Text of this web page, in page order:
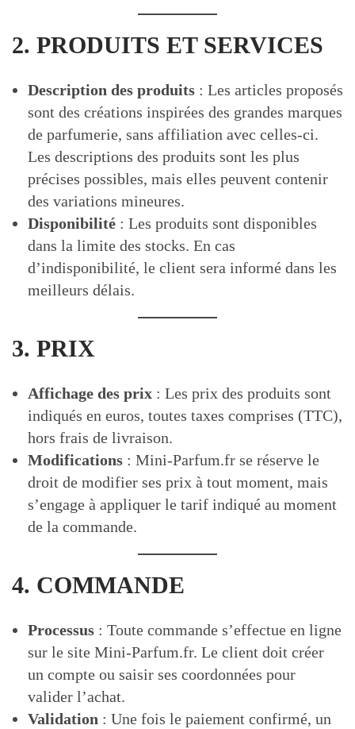
2. PRODUITS ET SERVICES
Description des produits : Les articles proposés
sont des créations inspirées des grandes marques
de parfumerie, sans affiliation avec celles-ci.
Les descriptions des produits sont les plus
précises possibles, mais elles peuvent contenir
des variations mineures.
Disponibilité : Les produits sont disponibles
dans la limite des stocks. En cas
d’indisponibilité, le client sera informé dans les
meilleurs délais.
3. PRIX
Affichage des prix : Les prix des produits sont
indiqués en euros, toutes taxes comprises (TTC),
hors frais de livraison.
Modifications : Mini-Parfum.fr se réserve le
droit de modifier ses prix à tout moment, mais
s’engage à appliquer le tarif indiqué au moment
de la commande.
4. COMMANDE
Processus : Toute commande s’effectue en ligne
sur le site Mini-Parfum.fr. Le client doit créer
un compte ou saisir ses coordonnées pour
valider l’achat.
Validation : Une fois le paiement confirmé, un